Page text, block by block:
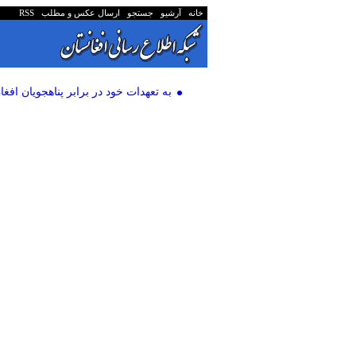
خانه آرشیو جستجو ارسال عکس و مطلب RSS
به تعهدات خود در برابر پناهجویان